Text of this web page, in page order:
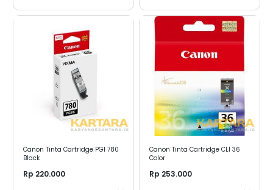
Canon Tinta Cartridge PGI 780
Black
Rp 220.000
Canon Tinta Cartridge CLI 36
Color
Rp 253.000